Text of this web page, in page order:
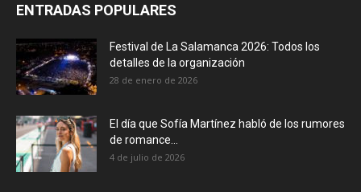
ENTRADAS POPULARES
Festival de La Salamanca 2026: Todos los
detalles de la organización
28 de enero de 2026
El día que Sofía Martínez habló de los rumores
de romance...
4 de julio de 2026